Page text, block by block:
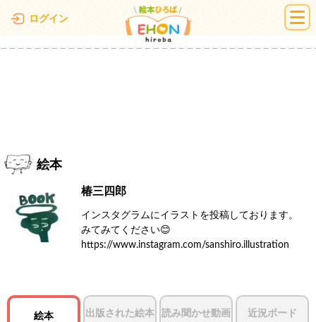
ログイン 絵本ひろば
絵本
椿三四郎
インスタグラムにイラストを投稿しております。
みてみてください😊
https://www.instagram.com/sanshiro.illustration
絵本 出版された絵本 読み聞かせ動画 近況ボード